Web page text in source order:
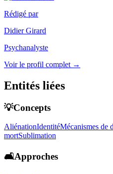
Rédigé par
Didier Girard
Psychanalyste
Voir le profil complet →
Entités liées
💡Concepts
AliénationIdentitéMécanismes de
mortSublimation
🛋️Approches